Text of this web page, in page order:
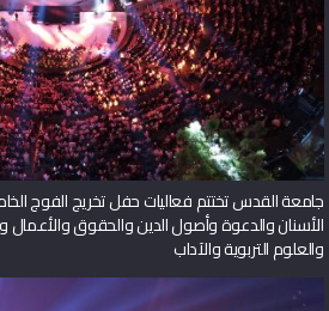
جامعة القدس تختتم فعاليات حفل تخريج الفوج
الأسنان والدعوة وأصول الدين والحقوق والأعمال
والعلوم التربوية والآداب